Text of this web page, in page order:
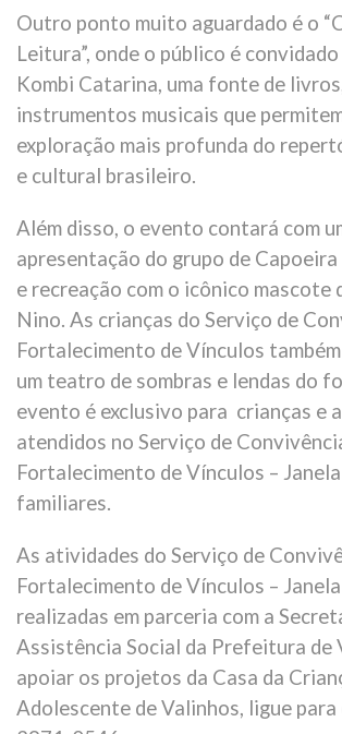
Outro ponto muito aguardado é o
Leitura”, onde o público é
Kombi Catarina, uma fonte de
instrumentos musicais que
exploração mais profunda do
e cultural brasileiro.
Além disso, o evento contará com
apresentação do grupo de
e recreação com o icônico mascote
Nino. As crianças do Serviço de
Fortalecimento de Vínculos
um teatro de sombras e lendas do
evento é exclusivo para crianças e
atendidos no Serviço de
Fortalecimento de Vínculos –
familiares.
As atividades do Serviço de
Fortalecimento de Vínculos –
realizadas em parceria com a
Assistência Social da Prefeitura de
apoiar os projetos da Casa da
Adolescente de Valinhos, ligue para